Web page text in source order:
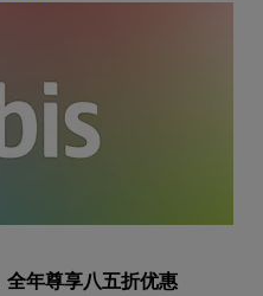
全年尊享八五折优惠